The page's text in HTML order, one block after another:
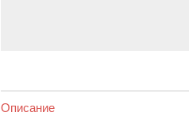
Описание